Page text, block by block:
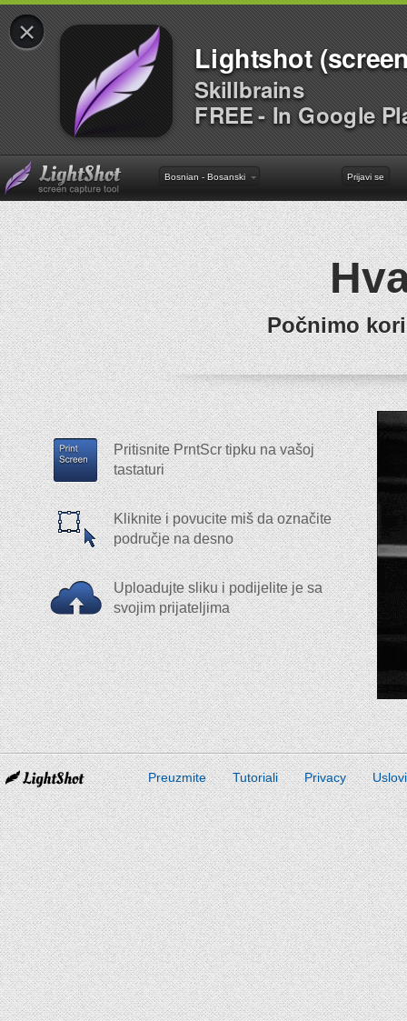
×
Lightshot
Skillbrains
FREE - In Google
Bosnian - Bosanski Prijavi se
Počnimo
Pritisnite PrntScr tipku na vašoj
tastaturi
Kliknite i povucite miš da označite
područje na desno
Uploadujte sliku i podijelite je sa
svojim prijateljima
Preuzmite Tutoriali Privacy